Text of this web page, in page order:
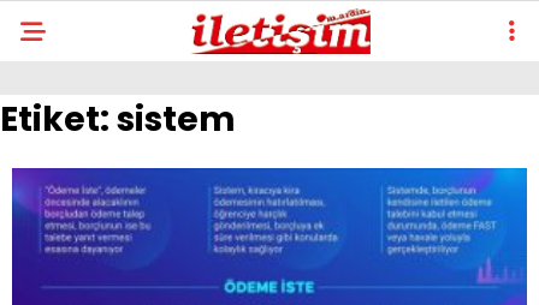
Etiket:sistem